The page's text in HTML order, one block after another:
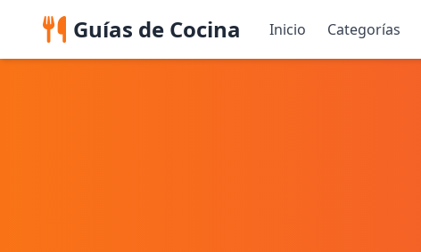
Guías de Cocina Inicio Categorías